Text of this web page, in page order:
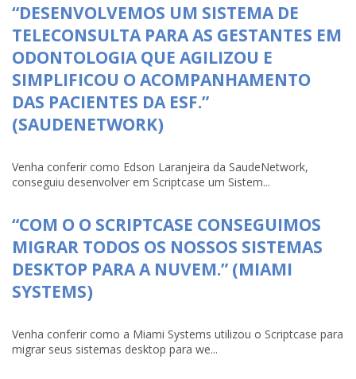
“DESENVOLVEMOS UM SISTEMA DE
TELECONSULTA PARA AS GESTANTES EM
ODONTOLOGIA QUE AGILIZOU E
SIMPLIFICOU O ACOMPANHAMENTO
DAS PACIENTES DA ESF.”
(SAUDENETWORK)
Venha conferir como Edson Laranjeira da SaudeNetwork,
conseguiu desenvolver em Scriptcase um Sistem...
“COM O O SCRIPTCASE CONSEGUIMOS
MIGRAR TODOS OS NOSSOS SISTEMAS
DESKTOP PARA A NUVEM.” (MIAMI
SYSTEMS)
Venha conferir como a Miami Systems utilizou o Scriptcase para
migrar seus sistemas desktop para we...